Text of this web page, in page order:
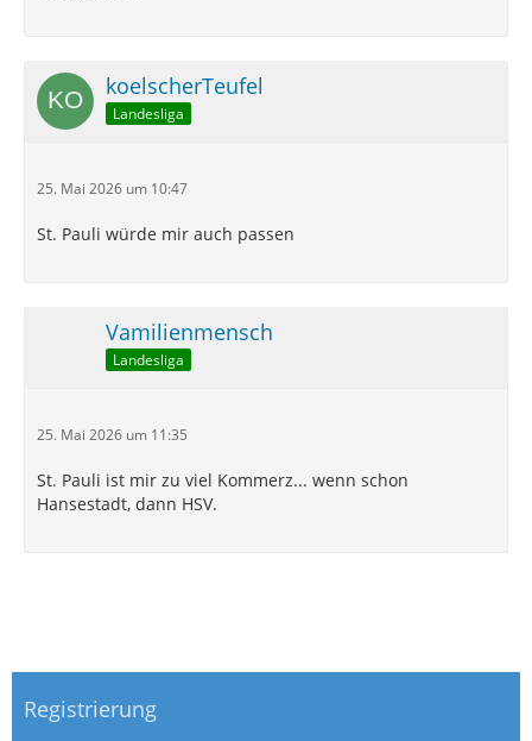
koelscherTeufel
Landesliga
25. Mai 2026 um 10:47
St. Pauli würde mir auch passen
Vamilienmensch
Landesliga
25. Mai 2026 um 11:35
St. Pauli ist mir zu viel Kommerz... wenn schon
Hansestadt, dann HSV.
Registrierung